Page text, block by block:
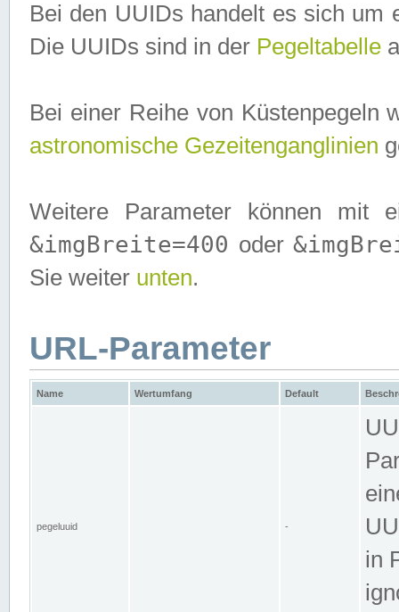
Bei den UUIDs handelt es sich um
Die UUIDs sind in der Pegeltabelle
Bei einer Reihe von Küstenpegeln
astronomische Gezeitenganglinien
Weitere Parameter können mit
&imgBreite=400 oder
Sie weiter unten.
URL-Parameter
Name Wertumfang Default
pegeluuid -
in